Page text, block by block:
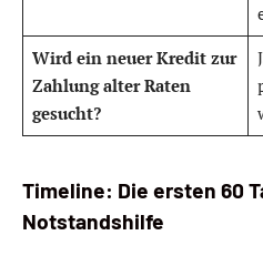
Wird ein neuer Kredit zur
Zahlung alter Raten
gesucht?
Timeline: Die ersten 60
Notstandshilfe